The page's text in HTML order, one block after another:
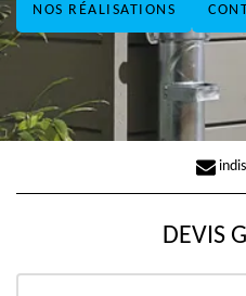
NOS RÉALISATIONS
DEVIS